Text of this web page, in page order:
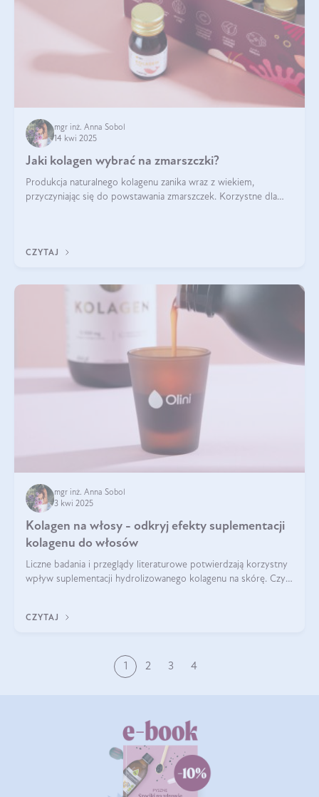
mgr inż. Anna Sobol
14 kwi 2025
Jaki kolagen wybrać na zmarszczki?
Produkcja naturalnego kolagenu zanika wraz z wiekiem,
przyczyniając się do powstawania zmarszczek. Korzystne dla
CZYTAJ
mgr inż. Anna Sobol
3 kwi 2025
Kolagen na włosy - odkryj efekty suplementacji
kolagenu do włosów
Liczne badania i przeglądy literaturowe potwierdzają korzystny
wpływ suplementacji hydrolizowanego kolagenu na skórę. Czy
CZYTAJ
1 2 3 4